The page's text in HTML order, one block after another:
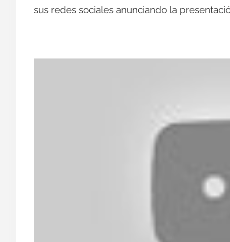
sus redes sociales anunciando la